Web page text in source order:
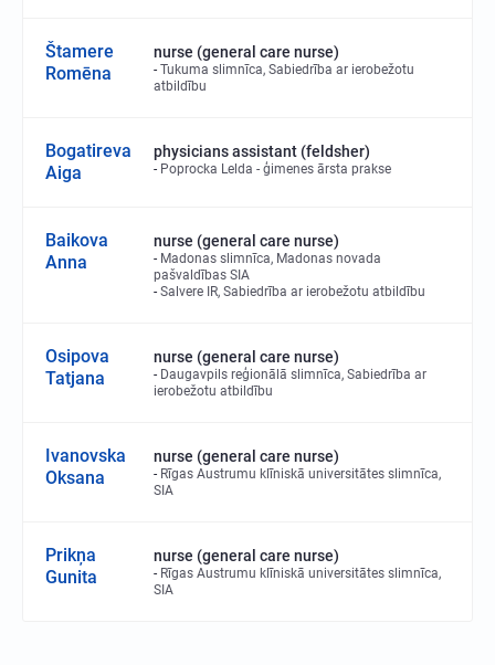
Štamere
Romēna
nurse (general care nurse)
Tukuma slimnīca, Sabiedrība ar ierobežotu
atbildību
Bogatireva
Aiga
physicians assistant (feldsher)
Poprocka Lelda - ģimenes ārsta prakse
Baikova
Anna
nurse (general care nurse)
Madonas slimnīca, Madonas novada
pašvaldības SIA
Salvere IR, Sabiedrība ar ierobežotu atbildību
Osipova
Tatjana
nurse (general care nurse)
Daugavpils reģionālā slimnīca, Sabiedrība ar
ierobežotu atbildību
Ivanovska
Oksana
nurse (general care nurse)
Rīgas Austrumu klīniskā universitātes slimnīca,
SIA
Prikņa
Gunita
nurse (general care nurse)
Rīgas Austrumu klīniskā universitātes slimnīca,
SIA